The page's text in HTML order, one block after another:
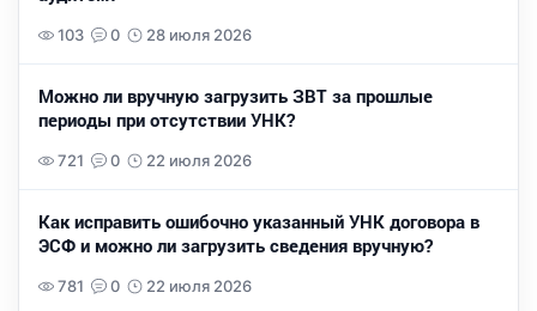
103 0 28 июля 2026
Можно ли вручную загрузить ЗВТ за прошлые
периоды при отсутствии УНК?
721 0 22 июля 2026
Как исправить ошибочно указанный УНК договора в
ЭСФ и можно ли загрузить сведения вручную?
781 0 22 июля 2026